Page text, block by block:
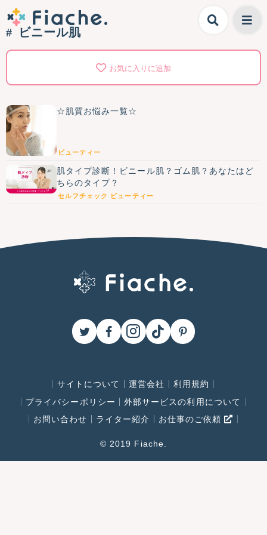
ビニール肌
お気に入りに追加
☆肌質お悩み一覧☆
ビューティー
肌タイプ診断！ビニール肌？ゴム肌？あなたはど
ちらのタイプ？
セルフチェック ビューティー
サイトについて 運営会社
利用規約
プライバシーポリシー
外部サービスの利用について
お問い合わせ
ライター紹介 お仕事のご依頼
© 2019 Fiache.